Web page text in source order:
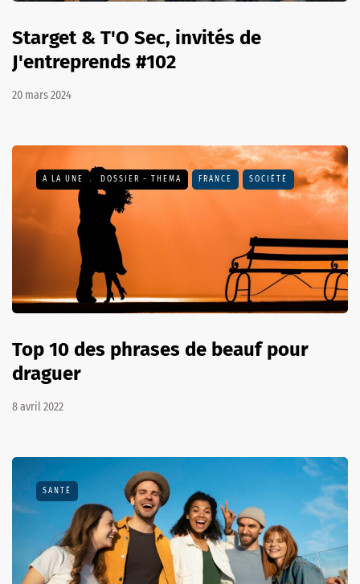
Starget & T'O Sec, invités de
J'entreprends #102
20 mars 2024
A LA UNE DOSSIER - THEMA FRANCE SOCIÉTÉ
Top 10 des phrases de beauf pour
draguer
8 avril 2022
SANTÉ